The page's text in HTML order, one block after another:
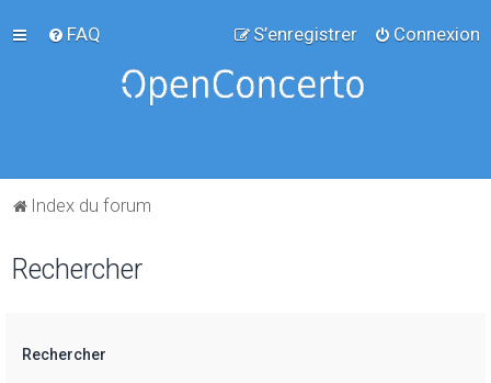
FAQ Connexion
S’enregistrer
Index du forum
Rechercher
Rechercher